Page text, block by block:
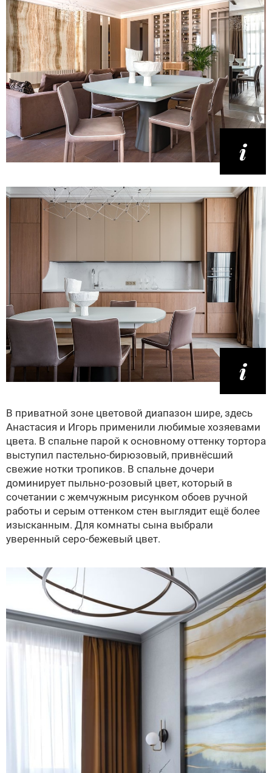
В приватной зоне цветовой диапазон шире, здесь
Анастасия и Игорь применили любимые хозяевами
цвета. В спальне парой к основному оттенку тортора
выступил пастельно-бирюзовый, привнёсший
свежие нотки тропиков. В спальне дочери
доминирует пыльно-розовый цвет, который в
сочетании с жемчужным рисунком обоев ручной
работы и серым оттенком стен выглядит ещё более
изысканным. Для комнаты сына выбрали
уверенный серо-бежевый цвет.